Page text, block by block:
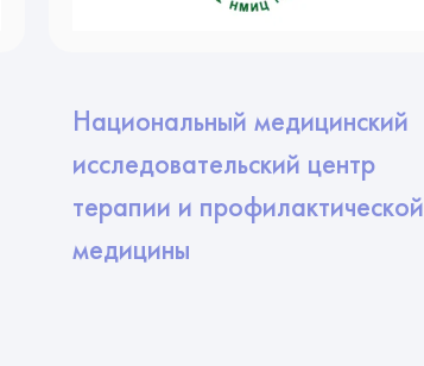
Национальный медицинский
исследовательский центр
терапии и профилактической
медицины